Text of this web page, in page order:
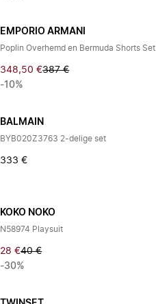
EMPORIO ARMANI
Poplin Overhemd en Bermuda Shorts Set
348,50 €387 €
-10%
BALMAIN
BYB020Z3763 2-delige set
333 €
KOKO NOKO
N58974 Playsuit
28 €40 €
-30%